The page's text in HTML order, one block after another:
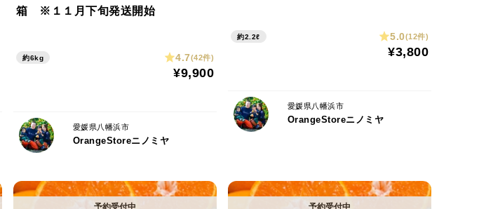
箱 ※１１月下旬発送開始
約6kg 4.7(42件)
¥9,900
愛媛県八幡浜市
OrangeStoreニノミヤ
約2.2ℓ 5.0(12件)
¥3,800
愛媛県八幡浜市
OrangeStoreニノミヤ